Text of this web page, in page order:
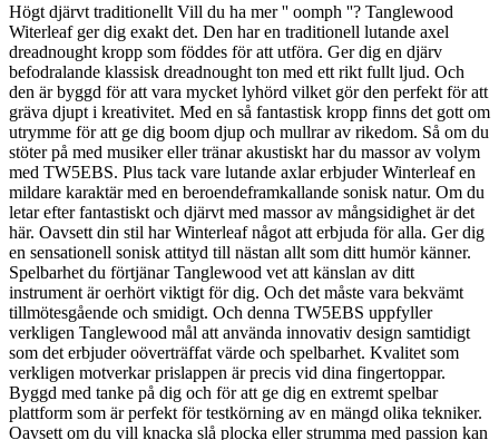
Högt djärvt traditionellt Vill du ha mer '' oomph ''? Tanglewood
Witerleaf ger dig exakt det. Den har en traditionell lutande axel
dreadnought kropp som föddes för att utföra. Ger dig en djärv
befodralande klassisk dreadnought ton med ett rikt fullt ljud. Och
den är byggd för att vara mycket lyhörd vilket gör den perfekt för att
gräva djupt i kreativitet. Med en så fantastisk kropp finns det gott om
utrymme för att ge dig boom djup och mullrar av rikedom. Så om du
stöter på med musiker eller tränar akustiskt har du massor av volym
med TW5EBS. Plus tack vare lutande axlar erbjuder Winterleaf en
mildare karaktär med en beroendeframkallande sonisk natur. Om du
letar efter fantastiskt och djärvt med massor av mångsidighet är det
här. Oavsett din stil har Winterleaf något att erbjuda för alla. Ger dig
en sensationell sonisk attityd till nästan allt som ditt humör känner.
Spelbarhet du förtjänar Tanglewood vet att känslan av ditt
instrument är oerhört viktigt för dig. Och det måste vara bekvämt
tillmötesgående och smidigt. Och denna TW5EBS uppfyller
verkligen Tanglewood mål att använda innovativ design samtidigt
som det erbjuder oöverträffat värde och spelbarhet. Kvalitet som
verkligen motverkar prislappen är precis vid dina fingertoppar.
Byggd med tanke på dig och för att ge dig en extremt spelbar
plattform som är perfekt för testkörning av en mängd olika tekniker.
Oavsett om du vill knacka slå plocka eller strumma med passion kan